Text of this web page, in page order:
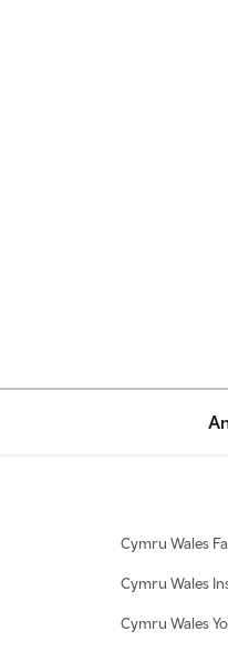
Cymru Wales
Cymru Wales
Cymru Wales